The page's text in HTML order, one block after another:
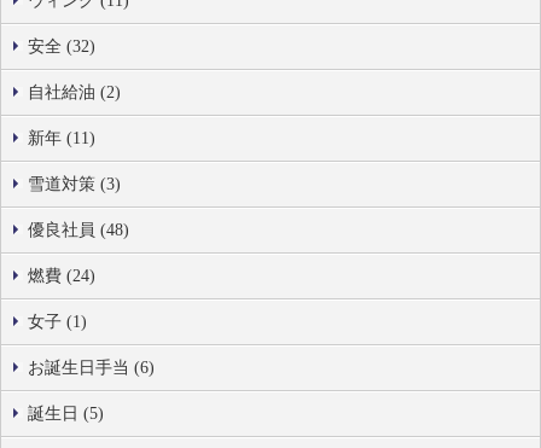
安全 (32)
自社給油 (2)
新年 (11)
雪道対策 (3)
優良社員 (48)
燃費 (24)
女子 (1)
お誕生日手当 (6)
誕生日 (5)